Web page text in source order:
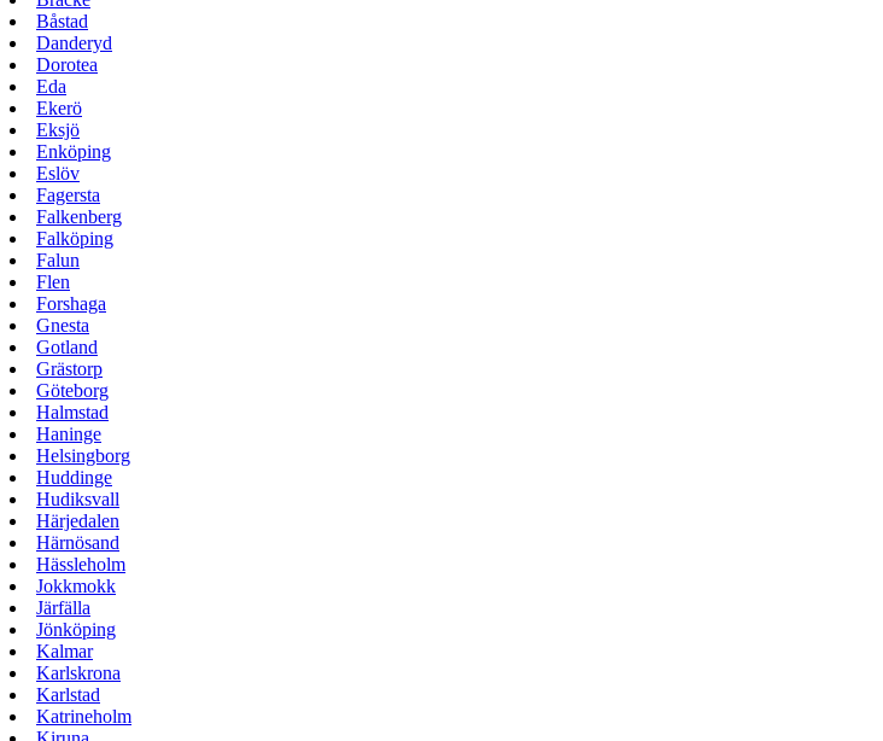
Båstad
Danderyd
Dorotea
Eda
Ekerö
Eksjö
Enköping
Eslöv
Fagersta
Falkenberg
Falköping
Falun
Flen
Forshaga
Gnesta
Gotland
Grästorp
Göteborg
Halmstad
Haninge
Helsingborg
Huddinge
Hudiksvall
Härjedalen
Härnösand
Hässleholm
Jokkmokk
Järfälla
Jönköping
Kalmar
Karlskrona
Karlstad
Katrineholm